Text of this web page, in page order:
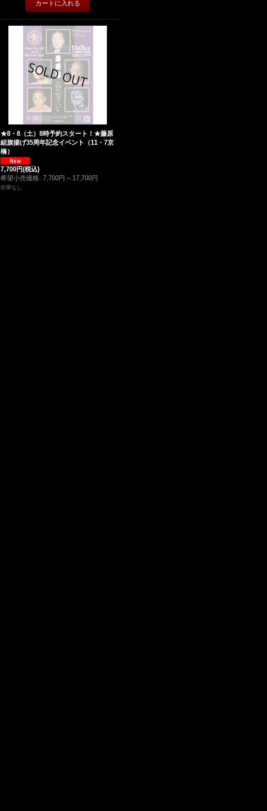
★8・8（土）8時予約スタート！★藤原
組旗揚げ35周年記念イベント（11・7京
橋）
7,700円(税込)
希望小売価格: 7,700円 ～ 17,700円
在庫なし